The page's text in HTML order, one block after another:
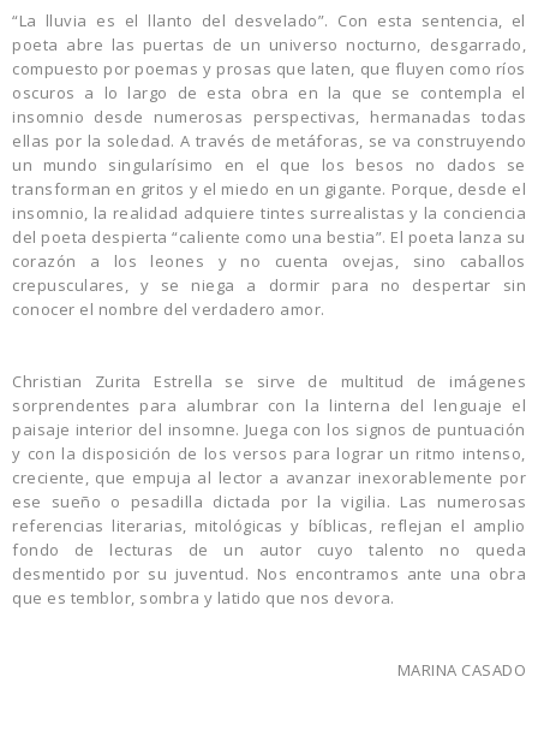
“La lluvia es el llanto del desvelado”. Con esta sentencia, el
poeta abre las puertas de un universo nocturno, desgarrado,
compuesto por poemas y prosas que laten, que fluyen como ríos
oscuros a lo largo de esta obra en la que se contempla el
insomnio desde numerosas perspectivas, hermanadas todas
ellas por la soledad. A través de metáforas, se va construyendo
un mundo singularísimo en el que los besos no dados se
transforman en gritos y el miedo en un gigante. Porque, desde el
insomnio, la realidad adquiere tintes surrealistas y la conciencia
del poeta despierta “caliente como una bestia”. El poeta lanza su
corazón a los leones y no cuenta ovejas, sino caballos
crepusculares, y se niega a dormir para no despertar sin
conocer el nombre del verdadero amor.
Christian Zurita Estrella se sirve de multitud de imágenes
sorprendentes para alumbrar con la linterna del lenguaje el
paisaje interior del insomne. Juega con los signos de puntuación
y con la disposición de los versos para lograr un ritmo intenso,
creciente, que empuja al lector a avanzar inexorablemente por
ese sueño o pesadilla dictada por la vigilia. Las numerosas
referencias literarias, mitológicas y bíblicas, reflejan el amplio
fondo de lecturas de un autor cuyo talento no queda
desmentido por su juventud. Nos encontramos ante una obra
que es temblor, sombra y latido que nos devora.
MARINA CASADO